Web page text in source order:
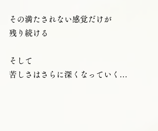
その満たされない感覚だけが
残り続ける
そして
苦しさはさらに深くなっていく…